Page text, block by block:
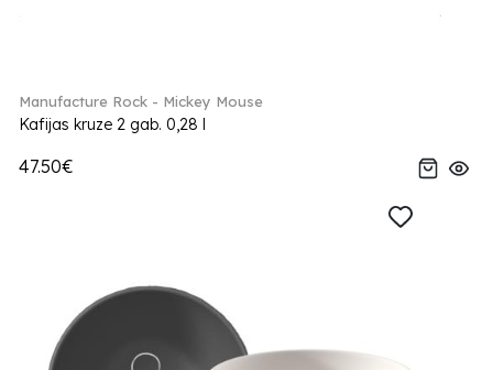
Manufacture Rock - Mickey Mouse
Kafijas kruze 2 gab. 0,28 l
47.50€